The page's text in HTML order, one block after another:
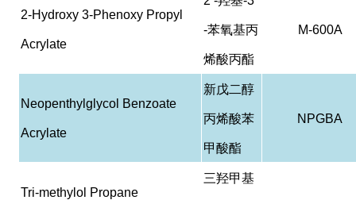
2-Hydroxy 3-Phenoxy Propyl
Acrylate
-苯氧基丙
烯酸丙酯
M-600A
Neopenthylglycol Benzoate
Acrylate
新戊二醇
丙烯酸苯
甲酸酯
NPGBA
Tri-methylol Propane
三羟甲基